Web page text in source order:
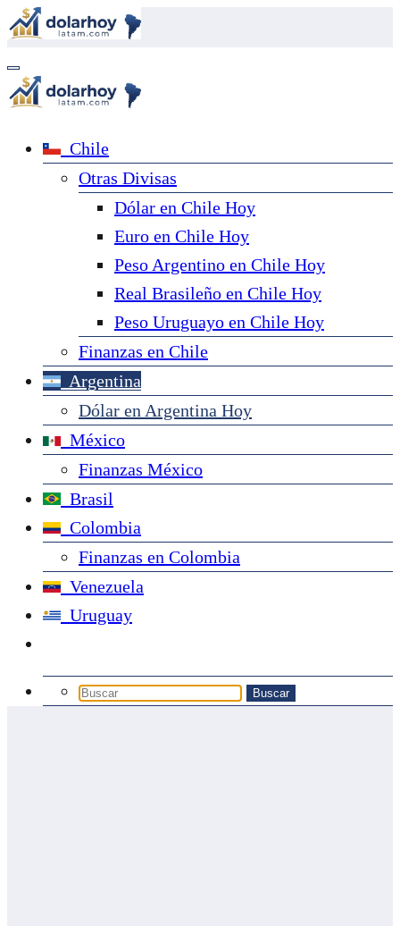
Saltar
contenido
Chile
Otras Divisas
Dólar en Chile Hoy
Euro en Chile Hoy
Peso Argentino en Chile Hoy
Real Brasileño en Chile Hoy
Peso Uruguayo en Chile Hoy
Finanzas en Chile
Argentina
Dólar en Argentina Hoy
México
Finanzas México
Brasil
Colombia
Finanzas en Colombia
Venezuela
Uruguay